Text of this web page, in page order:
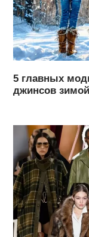
5 главных
джинсов